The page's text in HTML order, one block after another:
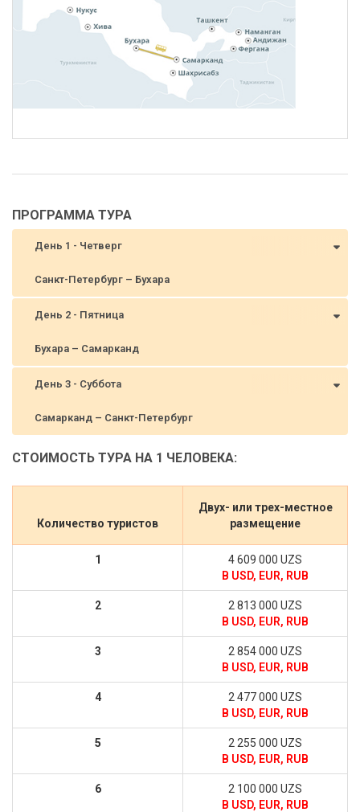
ПРОГРАММА ТУРА
День 1 - Четверг
Санкт-Петербург – Бухара
День 2 - Пятница
Бухара – Самарканд
День 3 - Суббота
Самарканд – Санкт-Петербург
СТОИМОСТЬ ТУРА НА 1 ЧЕЛОВЕКА:
Количество туристов
Двух- или трех-местное
размещение
1
4 609 000 UZS
В USD, EUR, RUB
2
2 813 000 UZS
В USD, EUR, RUB
3
2 854 000 UZS
В USD, EUR, RUB
4
2 477 000 UZS
В USD, EUR, RUB
5
2 255 000 UZS
В USD, EUR, RUB
6
2 100 000 UZS
В USD, EUR, RUB